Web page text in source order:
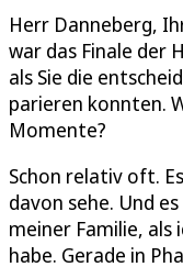
Herr Danneberg,
war das Finale der
als Sie die
parieren konnten.
Momente?
Schon relativ oft.
davon sehe. Und
meiner Familie,
habe. Gerade in